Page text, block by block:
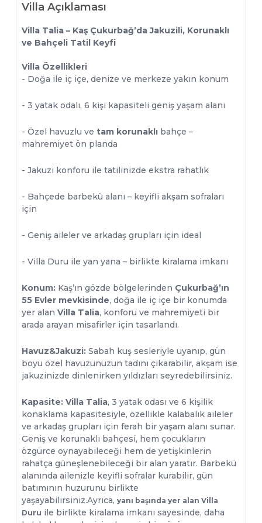
Villa Açıklaması
Villa Talia – Kaş Çukurbağ’da Jakuzili, Korunaklı
ve Bahçeli Tatil Keyfi
Villa Özellikleri
- Doğa ile iç içe, denize ve merkeze yakın konum
- 3 yatak odalı, 6 kişi kapasiteli geniş yaşam alanı
- Özel havuzlu ve tam korunaklı bahçe –
mahremiyet ön planda
- Jakuzi konforu ile tatilinizde ekstra rahatlık
- Bahçede barbekü alanı – keyifli akşam sofraları
için
- Geniş aileler ve arkadaş grupları için ideal
- Villa Duru ile yan yana – birlikte kiralama imkanı
Konum: Kaş’ın gözde bölgelerinden Çukurbağ’ın
55 Evler mevkisinde, doğa ile iç içe bir konumda
yer alan Villa Talia, konforu ve mahremiyeti bir
arada arayan misafirler için tasarlandı.
Havuz&Jakuzi: Sabah kuş sesleriyle uyanıp, gün
boyu özel havuzunuzun tadını çıkarabilir, akşam ise
jakuzinizde dinlenirken yıldızları seyredebilirsiniz.
Kapasite: Villa Talia, 3 yatak odası ve 6 kişilik
konaklama kapasitesiyle, özellikle kalabalık aileler
ve arkadaş grupları için ferah bir yaşam alanı sunar.
Geniş ve korunaklı bahçesi, hem çocukların
özgürce oynayabileceği hem de yetişkinlerin
rahatça güneşlenebileceği bir alan yaratır. Barbekü
alanında ailenizle keyifli sofralar kurabilir, gün
batımının huzurunu birlikte
yaşayabilirsiniz.Ayrıca, yanı başında yer alan Villa
Duru ile birlikte kiralama imkanı sayesinde, daha